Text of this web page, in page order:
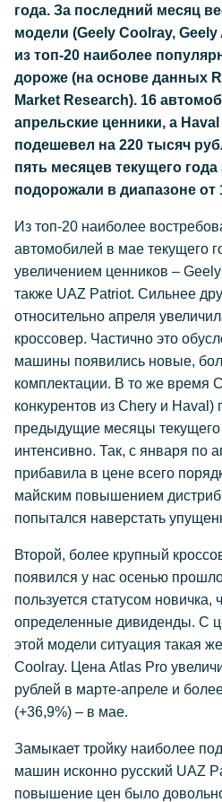
года. За последний месяц
модели (Geely Coolray,
из топ-20 наиболее
дороже (на основе данных
Market Research). 16
апрельские ценники, а
подешевел на 220 тысяч
пять месяцев текущего
подорожали в диапазоне от
Из топ-20 наиболее
автомобилей в мае текущего
увеличением ценников –
также UAZ Patriot. Сильнее
относительно апреля
кроссовер. Частично это
машины появились новые,
комплектации. В то же время
конкурентов из Chery и Haval)
предыдущие месяцы текущего
интенсивно. Так, с января по
прибавила в цене всего
майским повышением
попытался наверстать
Второй, более крупный
появился у нас осенью
пользуется статусом новичка,
определенные дивиденды. С
этой модели ситуация такая
Coolray. Цена Atlas Pro
рублей в марте-апреле и
(+36,9%) – в мае.
Замыкает тройку наиболее
машин исконно русский UAZ
повышение цен было